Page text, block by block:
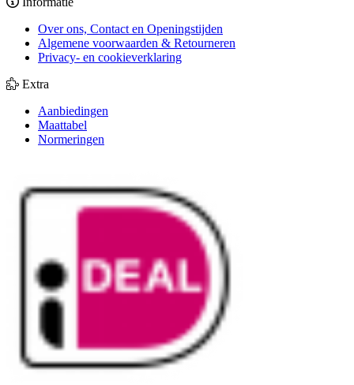
Over ons, Contact en Openingstijden
Algemene voorwaarden & Retourneren
Privacy- en cookieverklaring
Extra
Aanbiedingen
Maattabel
Normeringen